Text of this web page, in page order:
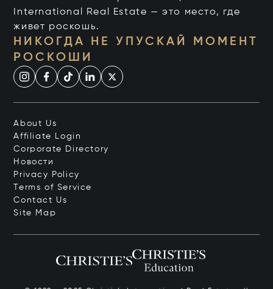
International Real Estate — это место, где
живет роскошь.
НИКОГДА НЕ УПУСКАЙ МОМЕНТ
РОСКОШИ
About Us
Affiliate Login
Corporate Directory
Новости
Privacy Policy
Terms of Service
Contact Us
Site Map